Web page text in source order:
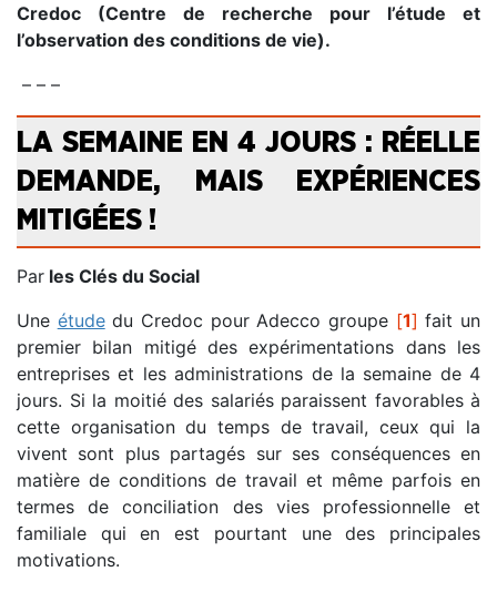
Credoc (Centre de recherche pour l’étude et
l’observation des conditions de vie).
– – –
LA SEMAINE EN 4 JOURS : RÉELLE
DEMANDE, MAIS EXPÉRIENCES
MITIGÉES !
Par les Clés du Social
Une étudedu Credoc pour Adecco groupe [1] fait un
premier bilan mitigé des expérimentations dans les
entreprises et les administrations de la semaine de 4
jours. Si la moitié des salariés paraissent favorables à
cette organisation du temps de travail, ceux qui la
vivent sont plus partagés sur ses conséquences en
matière de conditions de travail et même parfois en
termes de conciliation des vies professionnelle et
familiale qui en est pourtant une des principales
motivations.